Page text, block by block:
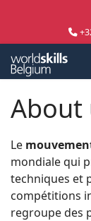
About
Le
mondiale qui
techniques et
compétitions
regroupe des